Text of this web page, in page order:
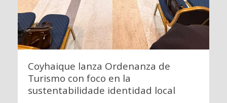
Coyhaique lanza Ordenanza de
Turismo con foco en la
sustentabilidade identidad local